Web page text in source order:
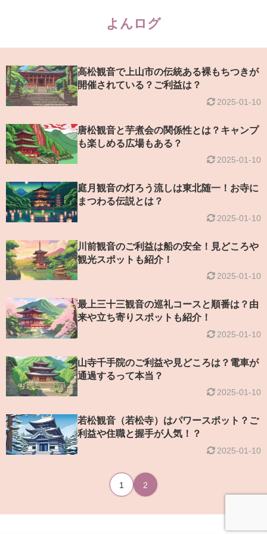
よんログ
高松観音で上山市の伝統ある裸もちつきが
開催されている？ご利益は？
2025-01-10
唐松観音と芋煮会の関係性とは？キャンプ
も楽しめる広場もある？
2025-01-10
庭月観音の灯ろう流しは東北随一！お寺に
まつわる伝説とは？
2025-01-10
川前観音のご利益は船の安全！見どころや
観光スポットも紹介！
2025-01-10
最上三十三観音の巡礼コースと順番は？由
来や立ち寄りスポットも紹介！
2025-01-10
山寺千手院のご利益や見どころは？電車が
通過するって本当？
2025-01-10
若松観音（若松寺）はパワースポット？ご
利益や住職と握手が人気！？
2025-01-10
1 2